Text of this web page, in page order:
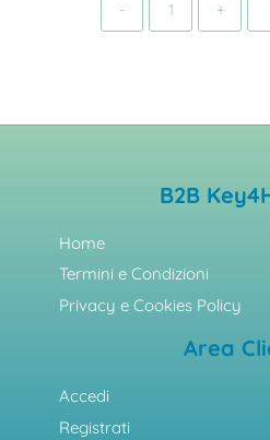
B2B
Home
Termini e Condizioni
Privacy e Cookies Policy
Area
Accedi
Registrati